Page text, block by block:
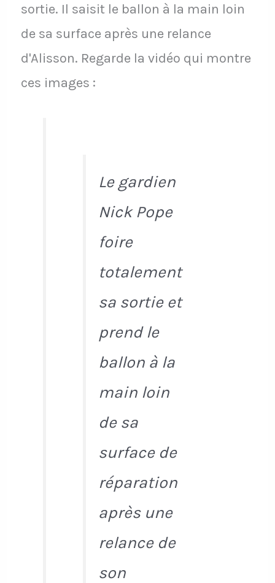
sortie. Il saisit le ballon à la main loin
de sa surface après une relance
d'Alisson. Regarde la vidéo qui montre
ces images :
Le gardien
Nick Pope
foire
totalement
sa sortie et
prend le
ballon à la
main loin
de sa
surface de
réparation
après une
relance de
son